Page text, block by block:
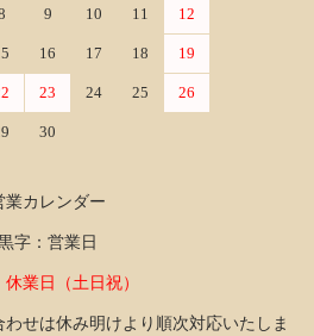
9 10 11 12
16 17 18 19
23 24 25 26
30
業カレンダー
字：営業日
業日（土日祝）
せは休み明けより順次対応いたしま